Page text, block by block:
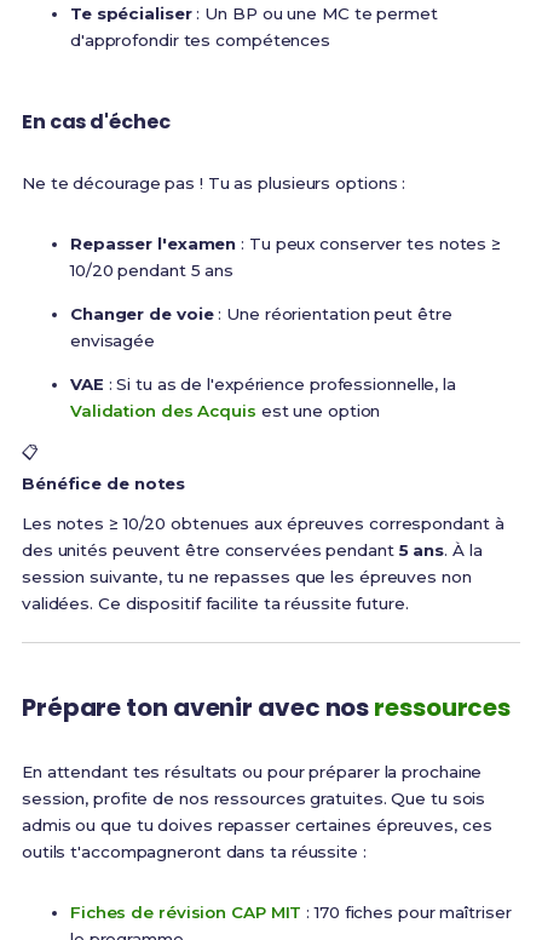
Te spécialiser: Un BP ou une MC te permet
d'approfondir tes compétences
En cas d'échec
Ne te décourage pas ! Tu as plusieurs options :
Repasser l'examen : Tu peux conserver tes notes ≥
10/20 pendant 5 ans
Changer de voie: Une réorientation peut être
envisagée
VAE : Si tu as de l'expérience professionnelle, la
Validation des Acquis est une option
📋
Bénéfice de notes
Les notes ≥ 10/20 obtenues aux épreuves correspondant à
des unités peuvent être conservées pendant 5 ans. À la
session suivante, tu ne repasses que les épreuves non
validées. Ce dispositif facilite ta réussite future.
Prépare ton avenir avec nosressources
En attendant tes résultats ou pour préparer la prochaine
session, profite de nos ressources gratuites. Que tu sois
admis ou que tu doives repasser certaines épreuves, ces
outils t'accompagneront dans ta réussite :
Fiches de révision CAP MIT : 170 fiches pour maîtriser